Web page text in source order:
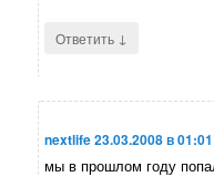
Ответить ↓
nextlife23.03.2008 в 01:01
мы в прошлом году